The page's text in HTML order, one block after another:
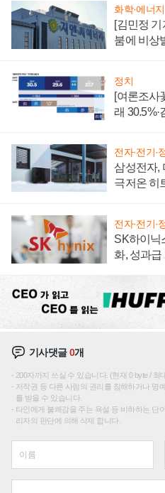
화학·에너지
[김민정 기
붐에 비상
정치
[여론조사
래 30.5%·
전자·전기·
삼성전자,
극저온 히
전자·전기·
SK하이닉
화, 성과급
기사댓글0개
200자까지 쓰실 수 있습니다. (현재 0 byte / 최
저작권 등 다른 사람의 권리를 침해하거나 명
를 받을 수 있습니다.
타인에게 불쾌감을 주는 욕설 등 비하하는 단
리자의 판단에 의해 삭제 합니다.